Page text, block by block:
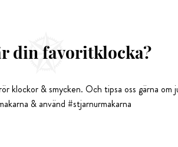
din favoritklocka?
klockor & smycken. Och tipsa oss gärna om
& använd #stjarnurmakarna